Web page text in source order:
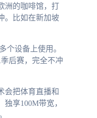
洲的咖啡馆，打
。比如在新加坡
个设备上使用。
后赛，完全不冲
会把体育直播和
享100M带宽，